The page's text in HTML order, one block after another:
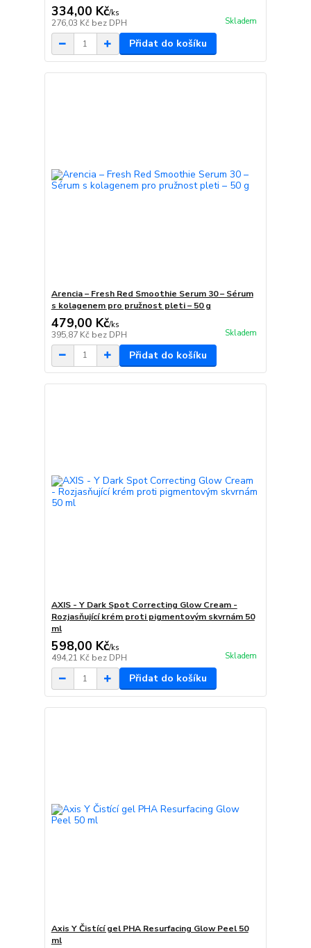
334,00 Kč/ks
276,03 Kč bez DPH Skladem
Přidat do košíku
Arencia – Fresh Red Smoothie Serum 30 – Sérum
s kolagenem pro pružnost pleti – 50 g
479,00 Kč/ks
395,87 Kč bez DPH Skladem
Přidat do košíku
AXIS - Y Dark Spot Correcting Glow Cream -
Rozjasňující krém proti pigmentovým skvrnám 50
ml
598,00 Kč/ks
494,21 Kč bez DPH Skladem
Přidat do košíku
Axis Y Čistící gel PHA Resurfacing Glow Peel 50
ml